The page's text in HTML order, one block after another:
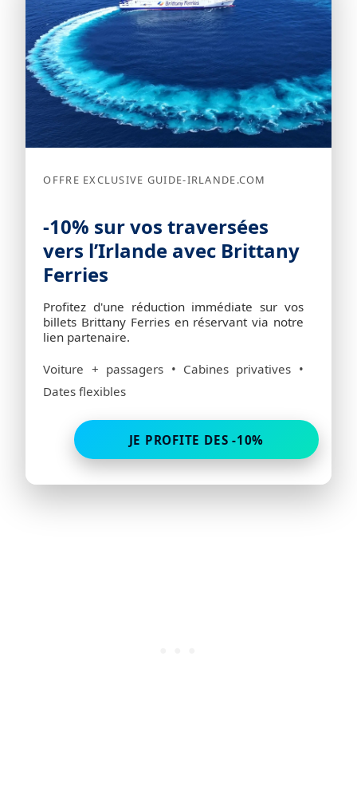
OFFRE EXCLUSIVE GUIDE-IRLANDE.COM
-10% sur vos traversées
vers l’Irlande avec Brittany
Ferries
Profitez d'une réduction immédiate sur vos
billets Brittany Ferries en réservant via notre
lien partenaire.
Voiture + passagers • Cabines privatives •
Dates flexibles
JE PROFITE DES -10%